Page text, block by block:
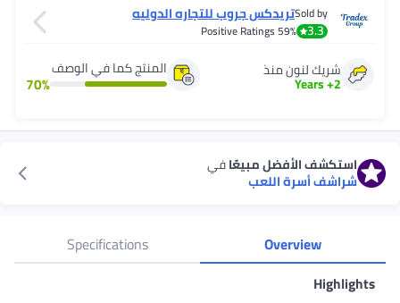
Sold byتريدكس جروب للتجاره الدوليه
3.3
59%
المنتج كما في الوصف
70%
شريك لنون منذ
2
+
Years
استكشف الأفضل مبيعًافي
شراشف أسرة اللعب
Overview
Specifications
Highlights